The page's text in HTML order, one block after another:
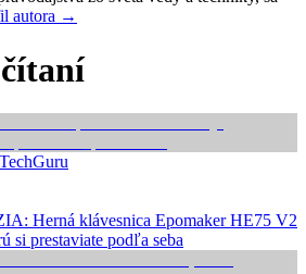
autora →
TechGuru
Herná klávesnica Epomaker HE75 V2
si prestaviate podľa seba